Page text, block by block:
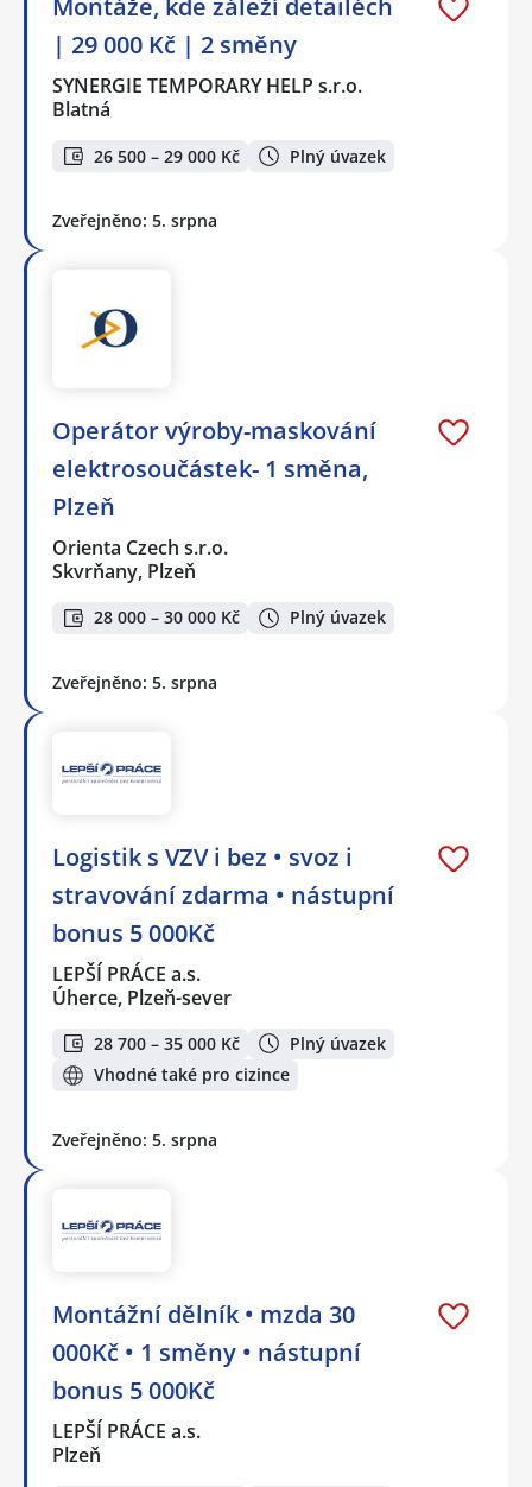
Montáže, kde záleží detailéch
| 29 000 Kč | 2 směny
SYNERGIE TEMPORARY HELP s.r.o.
Blatná
26 500 – 29 000 Kč Plný úvazek
Zveřejněno: 5. srpna
Operátor výroby-maskování
elektrosoučástek- 1 směna,
Plzeň
Orienta Czech s.r.o.
Skvrňany, Plzeň
28 000 – 30 000 Kč Plný úvazek
Zveřejněno: 5. srpna
Logistik s VZV i bez • svoz i
stravování zdarma • nástupní
bonus 5 000Kč
LEPŠÍ PRÁCE a.s.
Úherce, Plzeň-sever
28 700 – 35 000 Kč
Plný úvazek
Vhodné také pro cizince
Zveřejněno: 5. srpna
Montážní dělník • mzda 30
000Kč • 1 směny • nástupní
bonus 5 000Kč
LEPŠÍ PRÁCE a.s.
Plzeň